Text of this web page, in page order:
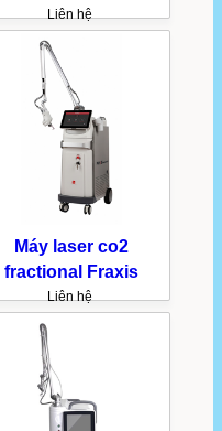
Liên hệ
Máy laser co2
fractional Fraxis
Liên hệ